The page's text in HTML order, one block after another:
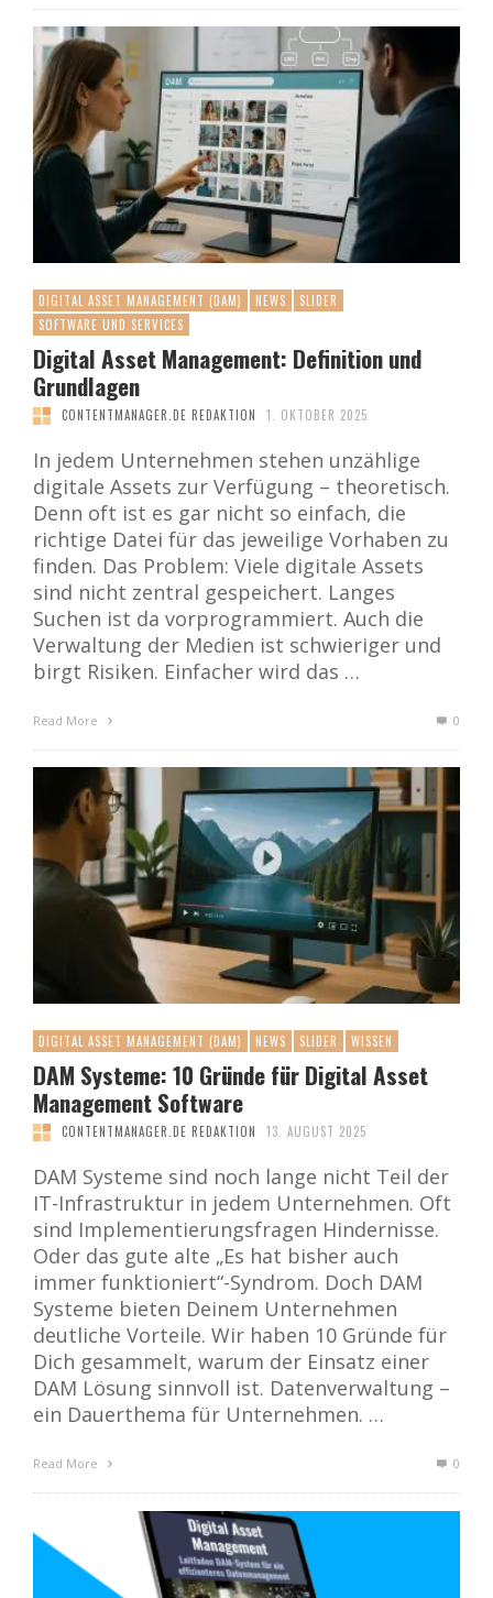
DIGITAL ASSET MANAGEMENT (DAM) NEWS
SLIDER
SOFTWARE UND SERVICES
Digital Asset Management: Definition und
Grundlagen
CONTENTMANAGER.DE REDAKTION 1. OKTOBER 2025
In jedem Unternehmen stehen unzählige
digitale Assets zur Verfügung – theoretisch.
Denn oft ist es gar nicht so einfach, die
richtige Datei für das jeweilige Vorhaben zu
finden. Das Problem: Viele digitale Assets
sind nicht zentral gespeichert. Langes
Suchen ist da vorprogrammiert. Auch die
Verwaltung der Medien ist schwieriger und
birgt Risiken. Einfacher wird das …
Read More 0
DIGITAL ASSET MANAGEMENT (DAM) NEWS SLIDER WISSEN
DAM Systeme: 10 Gründe für Digital Asset
Management Software
CONTENTMANAGER.DE REDAKTION 13. AUGUST 2025
DAM Systeme sind noch lange nicht Teil der
IT-Infrastruktur in jedem Unternehmen. Oft
sind Implementierungsfragen Hindernisse.
Oder das gute alte „Es hat bisher auch
immer funktioniert“-Syndrom. Doch DAM
Systeme bieten Deinem Unternehmen
deutliche Vorteile. Wir haben 10 Gründe für
Dich gesammelt, warum der Einsatz einer
DAM Lösung sinnvoll ist. Datenverwaltung –
ein Dauerthema für Unternehmen. …
Read More 0